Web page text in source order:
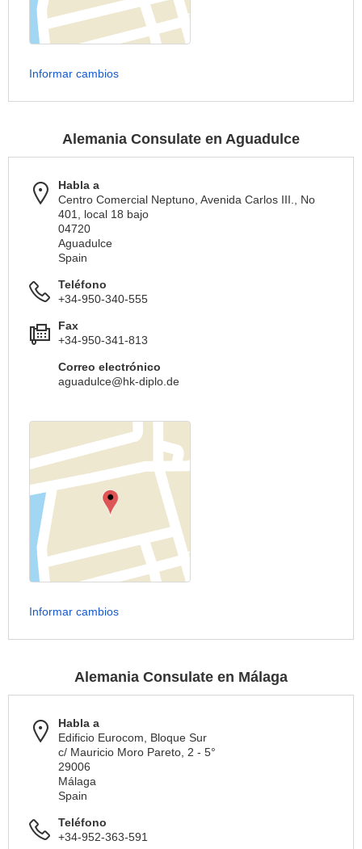
Informar cambios
Alemania Consulate en Aguadulce
Habla a
Centro Comercial Neptuno, Avenida Carlos III., No
401, local 18 bajo
04720
Aguadulce
Spain
Teléfono
+34-950-340-555
Fax
+34-950-341-813
Correo electrónico
aguadulce@hk-diplo.de
Informar cambios
Alemania Consulate en Málaga
Habla a
Edificio Eurocom, Bloque Sur
c/ Mauricio Moro Pareto, 2 - 5°
29006
Málaga
Spain
Teléfono
+34-952-363-591